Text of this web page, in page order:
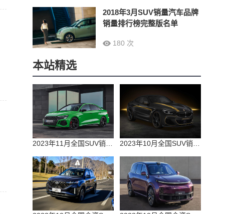
2018年3月SUV销量汽车品牌
销量排行榜完整版名单
180 次
本站精选